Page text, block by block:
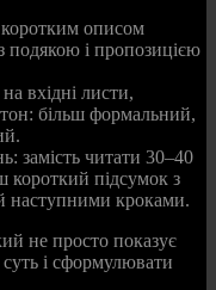
описом
подякою і пропозицією
вхідні листи,
більш формальний,
замість читати 30–40
короткий підсумок з
наступними кроками.
не просто показує
і сформулювати